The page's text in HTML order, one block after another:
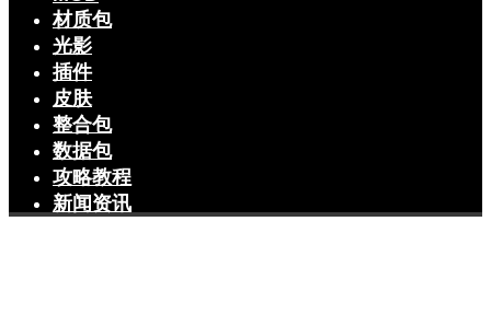
材质包
光影
插件
皮肤
整合包
数据包
攻略教程
新闻资讯